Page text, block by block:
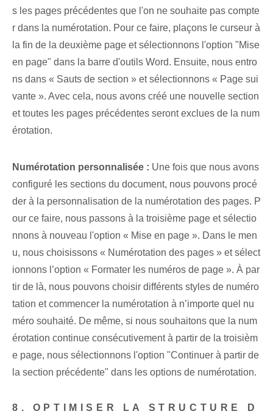
s les pages précédentes que l'on ne souhaite pas compte
r dans la numérotation. Pour ce faire, plaçons le curseur à
la fin de la deuxième page et sélectionnons l'option "Mise
en page" dans la barre d'outils Word. Ensuite, nous entro
ns dans « Sauts de section » et sélectionnons « Page sui
vante ». Avec cela, nous avons créé une nouvelle section
et toutes les pages précédentes seront exclues de la num
érotation.
Numérotation personnalisée : Une fois que nous avons
configuré les sections du document, nous pouvons procé
der à la personnalisation de la numérotation des pages. P
our ce faire, nous passons à la troisième page et sélectio
nnons à nouveau l'option « Mise en page ». Dans le men
u, nous choisissons « Numérotation des pages » et sélect
ionnons l’option « Formater les numéros de page ». À par
tir de là, nous pouvons choisir différents styles de numéro
tation et commencer la numérotation à n’importe quel nu
méro souhaité. De même, si nous souhaitons que la num
érotation continue consécutivement à partir de la troisièm
e page, nous sélectionnons l'option "Continuer à partir de
la section précédente" dans les options de numérotation.
8. OPTIMISER LA STRUCTURE D